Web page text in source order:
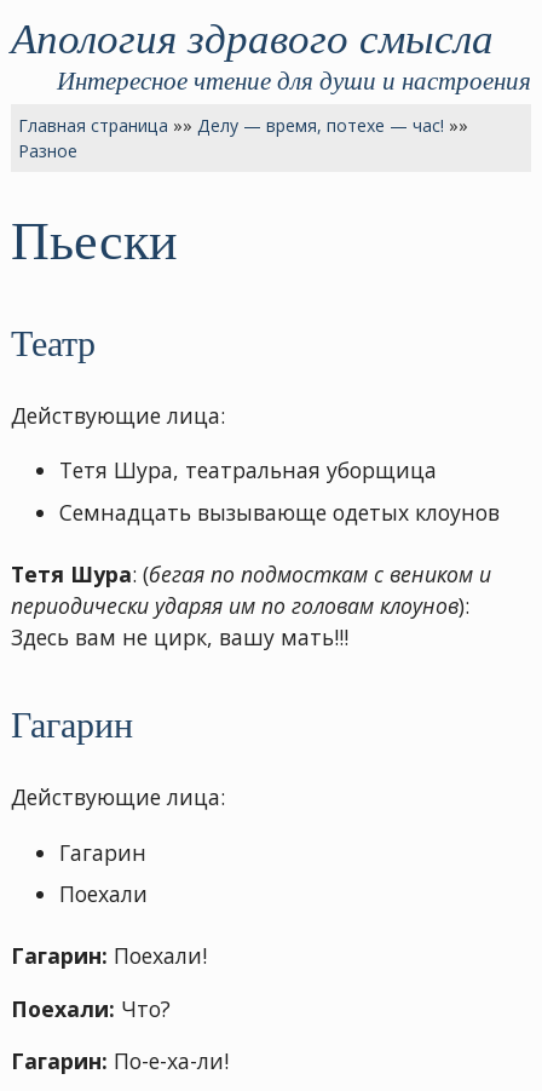
Апология здравого смысла
Интересное чтение для души и настроения
Главная страница »»Делу — время, потехе — час! »»
Разное
Пьески
Театр
Действующие лица:
Тетя Шура, театральная уборщица
Семнадцать вызывающе одетых клоунов
Тетя Шура: (бегая по подмосткам с веником и
периодически ударяя им по головам клоунов):
Здесь вам не цирк, вашу мать!!!
Гагарин
Действующие лица:
Гагарин
Поехали
Гагарин: Поехали!
Поехали: Что?
Гагарин: По-е-ха-ли!